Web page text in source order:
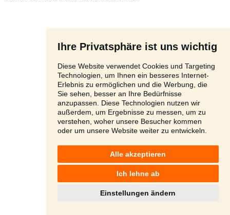
Ihre Privatsphäre ist uns wichtig
Diese Website verwendet Cookies und Targeting
Technologien, um Ihnen ein besseres Internet-
Erlebnis zu ermöglichen und die Werbung, die
Sie sehen, besser an Ihre Bedürfnisse
anzupassen. Diese Technologien nutzen wir
außerdem, um Ergebnisse zu messen, um zu
verstehen, woher unsere Besucher kommen
oder um unsere Website weiter zu entwickeln.
Alle akzeptieren
Ich lehne ab
Einstellungen ändern